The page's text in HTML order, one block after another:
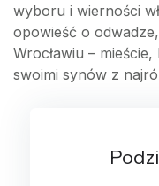
wyboru i wierności
opowieść o
Wrocławiu –
swoimi synów z